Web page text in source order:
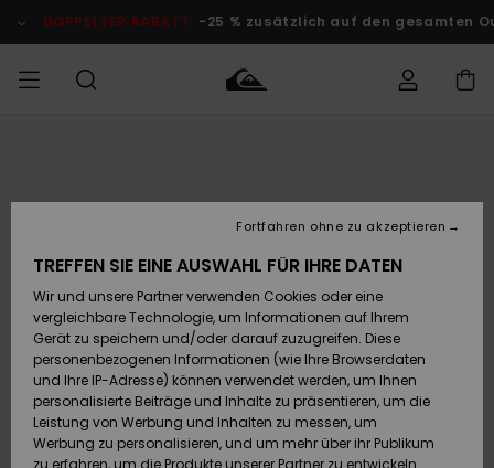
Produktinformation
DOPPELTER RABATT -25 % zusätzlich auf den gesamten
Accessoires
Schuhe&
Flip-Flops
Surf
Accessoires
Schuhe&
Flip-Flops
Surf
FRAUEN
Brandneu
Highlights
Snow
SURF
Kinder
Highlights
Community
SNOW
Snow Shop
Kinder
Snow Shop
Damen
Highlights
DOPPELTER
KINDER
Outlet
Frauen
Retouren
Bezahlung
Geschenkkarte
TREFFEN SIE EINE AUSWAHL FÜR IHRE DATEN
Wir und unsere Partner verwenden Cookies oder eine
vergleichbare Technologie, um Informationen auf Ihrem
Gerät zu speichern und/oder darauf zuzugreifen. Diese
personenbezogenen Informationen (wie Ihre Browserdaten
und Ihre IP-Adresse) können verwendet werden, um Ihnen
personalisierte Beiträge und Inhalte zu präsentieren, um die
Leistung von Werbung und Inhalten zu messen, um
Werbung zu personalisieren, und um mehr über ihr Publikum
zu erfahren, um die Produkte unserer Partner zu entwickeln
Fortfahren ohne zu akzeptieren